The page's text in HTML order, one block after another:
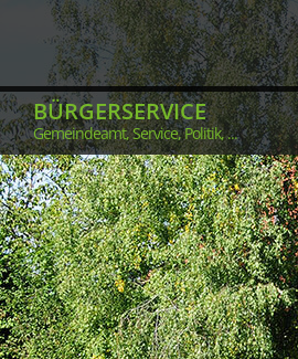
BÜRGERSERVICE
Gemeindeamt, Service, Politik, ...